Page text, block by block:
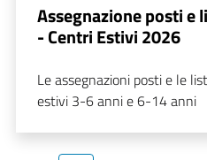
Assegnazione posti e
- Centri Estivi 2026
Le assegnazioni posti e le
estivi 3-6 anni e 6-14 anni